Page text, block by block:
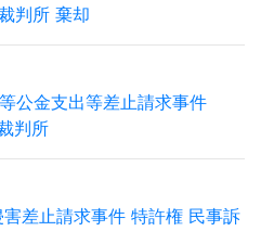
判所 棄却
公金支出等差止請求事件
判所
差止請求事件 特許権 民事訴